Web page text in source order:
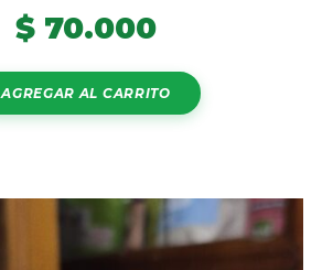
$ 70.000
AGREGAR AL CARRITO